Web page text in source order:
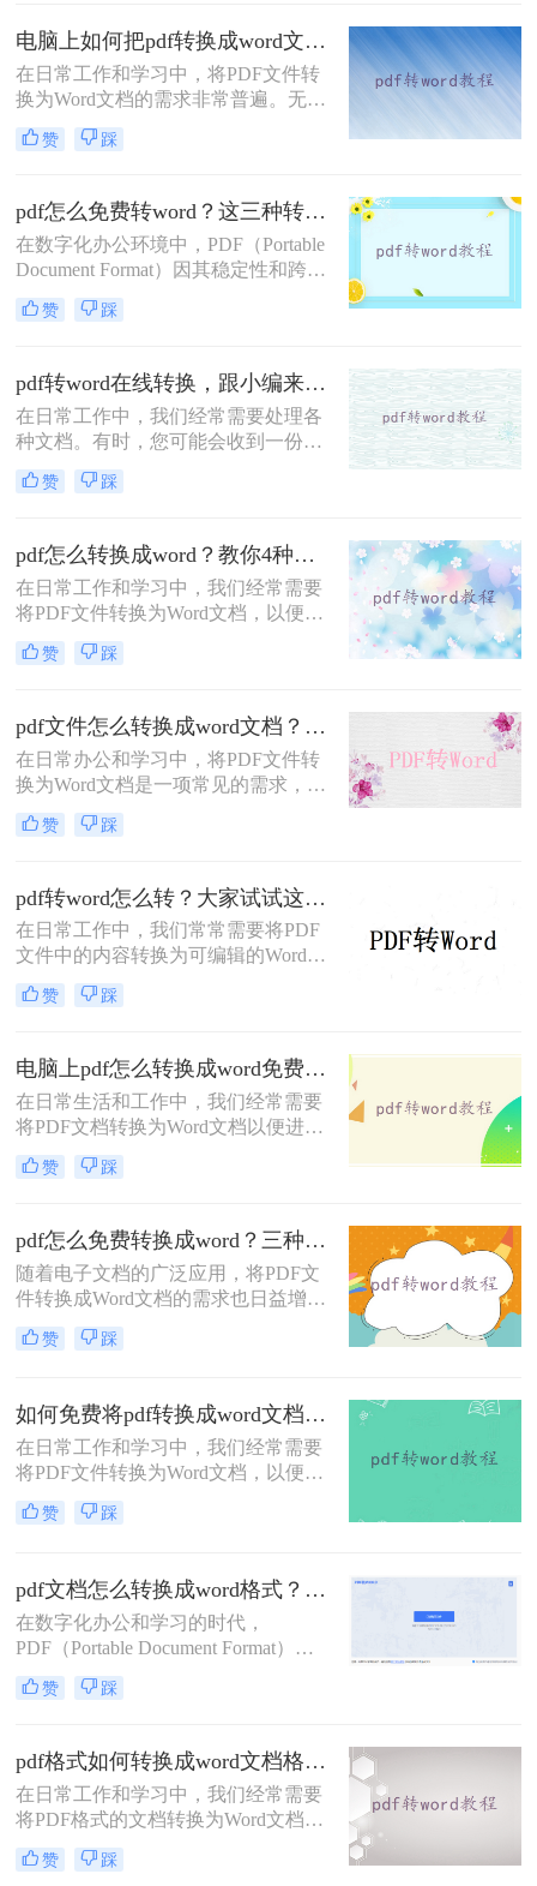
式。
电脑上如何把pdf转换成word文档？教你四种常用转换方法！
在日常工作和学习中，将PDF文件转
换为Word文档的需求非常普遍。无论
是为了编辑文本，还是为了重新排
版，将PDF转换为Word都能带来很大
word文档呢？本文将详细介绍四种在
电脑上将PDF转换为Word的方法。
赞 踩
pdf怎么免费转word？这三种转换方法很简单！
在数字化办公环境中，PDF（Portable
Document Format）因其稳定性和跨平
台兼容性而广泛应用。然而，当需要
编辑或修改PDF内容时，将其转换为
么pdf怎么免费转word呢？本文将介绍
三种免费的PDF转Word方法。
赞 踩
pdf转word在线转换，跟小编来学习吧
在日常工作中，我们经常需要处理各
种文档。有时，您可能会收到一份
PDF格式的文件，但为了进一步编辑
或修改，您需要将其转换为Word格
展，现在有许多在线工具可以轻松实
现PDF到Word的转换，无需安装任何
软件。本文将向您介绍如何使用这些
在线服务来完成转换，并提供一些选
择在线转换工具时应考虑的因素。
赞 踩
pdf怎么转换成word？教你4种实用转换方法！
在日常工作和学习中，我们经常需要
将PDF文件转换为Word文档，以便进
行编辑、修改或格式调整。
PDF（Portable Document Format）因
欢迎，但Word文档则提供了更灵活的
编辑功能。那么pdf怎么转换成word
呢？本文将详细介绍几种将PDF转换
成Word的高效方法，帮助用户轻松应
对这一需求。
赞 踩
pdf文件怎么转换成word文档？这4个好用的方法千万别错过！
在日常办公和学习中，将PDF文件转
换为Word文档是一项常见的需求，以
便进行编辑、修改或格式调整。虽然
PDF格式因其跨平台兼容性和内容稳
内容时，Word文档提供了更大的灵活
性和便利性。那么pdf文件怎么转换成
word文档呢？本文将介绍四种将PDF
文件转换为Word文档的实用方法，帮
助您轻松应对这一需求。
赞 踩
pdf转word怎么转？大家试试这三种转换方法！
在日常工作中，我们常常需要将PDF
文件中的内容转换为可编辑的Word文
档，以便于修改或重新排版。幸运的
是，随着技术的发展，现在有多种方
那么pdf转word怎么转呢？本文将介绍
三种常见的PDF转Word的方法，包括
在线转换工具、使用Microsoft Office
以及专业软件转换。
赞 踩
电脑上pdf怎么转换成word免费？分享3种方法简单易学！
在日常生活和工作中，我们经常需要
将PDF文档转换为Word文档以便进行
编辑、修改或格式调整。尽管市面上
有许多专业的转换软件，但也有一些
求。那么电脑上pdf怎么转换成word免
费呢？以下是三种免费将PDF转换成
Word的方法。
赞 踩
pdf怎么免费转换成word？三种方法任你选择！
随着电子文档的广泛应用，将PDF文
件转换成Word文档的需求也日益增
长。虽然有一些付费软件能够提供高
质量的转换效果，但对于一些用户来
的。那么pdf怎么免费转换成word呢？
以下是三种将PDF文件免费转换成
Word文档的方法，让您无需付费即可
实现格式转换。
赞 踩
如何免费将pdf转换成word文档？分享两个实用转换方法！
在日常工作和学习中，我们经常需要
将PDF文件转换为Word文档，以便进
行编辑、修改或格式调整。虽然市面
上有许多专业的PDF转Word工具，但
可以实现PDF到Word的转换。那么如
何免费将pdf转换成word文档呢？本文
将详细介绍几种免费将PDF转换成
Word文档的方法，帮助用户轻松完成
转换任务。
赞 踩
pdf文档怎么转换成word格式？这4种转换方法快来看！
在数字化办公和学习的时代，
PDF（Portable Document Format）因
其跨平台、保持文档原貌的特性而广
受欢迎。然而，有时我们需要对PDF
为Word格式就显得尤为重要。那么
pdf文档怎么转换成word格式呢？本文
将详细介绍几种将PDF文档转换成
Word格式的方法，帮助用户轻松完成
转换工作。
赞 踩
pdf格式如何转换成word文档格式？教你三个PDF转换方法！
在日常工作和学习中，我们经常需要
将PDF格式的文档转换为Word文档格
式，以便进行编辑、修改或格式调
整。PDF虽然以其跨平台兼容性和安
赞 踩